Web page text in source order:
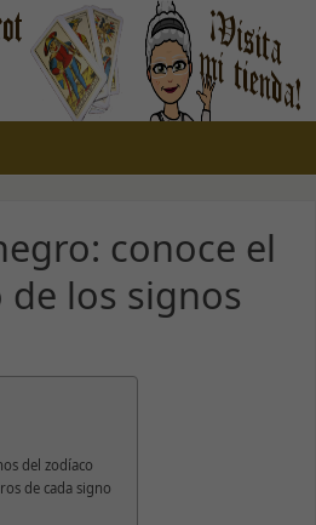
conoce el
los signos
del zodíaco
de cada signo